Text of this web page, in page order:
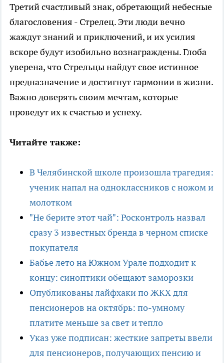
Третий счастливый знак, обретающий небесные
благословения - Стрелец. Эти люди вечно
жаждут знаний и приключений, и их усилия
вскоре будут изобильно вознаграждены. Глоба
уверена, что Стрельцы найдут свое истинное
предназначение и достигнут гармонии в жизни.
Важно доверять своим мечтам, которые
проведут их к счастью и успеху.
Читайте также:
В Челябинской школе произошла трагедия:
ученик напал на одноклассников с ножом и
молотком
"Не берите этот чай": Росконтроль назвал
сразу 3 известных бренда в черном списке
покупателя
Бабье лето на Южном Урале подходит к
концу: синоптики обещают заморозки
Опубликованы лайфхаки по ЖКХ для
пенсионеров на октябрь: по-умному
платите меньше за свет и тепло
Указ уже подписан: жесткие запреты ввели
для пенсионеров, получающих пенсию и